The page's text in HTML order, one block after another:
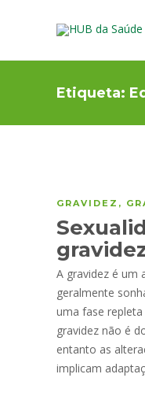
Etiqueta:
GRAVIDEZ ,
A gravidez é um
geralmente
uma fase
gravidez não é
entanto as
implicam